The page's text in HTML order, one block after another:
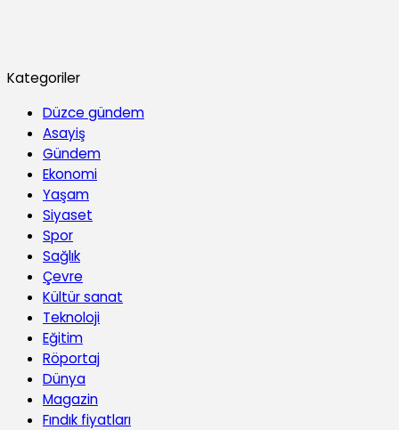
Kategoriler
Düzce gündem
Asayiş
Gündem
Ekonomi
Yaşam
Siyaset
Spor
Sağlık
Çevre
Kültür sanat
Teknoloji
Eğitim
Röportaj
Dünya
Magazin
Fındık fiyatları